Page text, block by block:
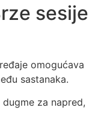
sesije
omogućava
sastanaka.
dugme za napred,